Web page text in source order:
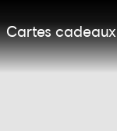
Cartes cadeaux